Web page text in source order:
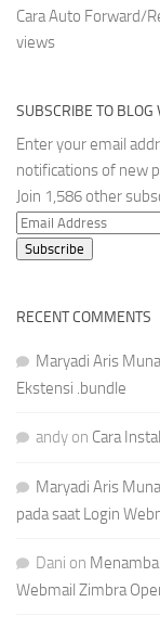
Cara Auto Forward/
views
SUBSCRIBE TO BLOG
Enter your email
notifications of new
Join 1,586 other
Email
Address
Subscribe
RECENT COMMENTS
Maryadi Aris
Ekstensi .bundle
andy on Cara
Maryadi Aris
pada saat Login
Dani on
Webmail Zimbra